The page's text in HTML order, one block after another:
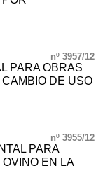
nº 3957/12
PARA OBRAS
DE USO
nº 3955/12
PARA
EN LA